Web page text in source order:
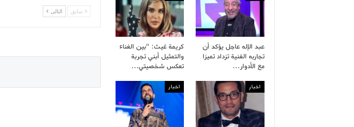
سابق التالى
عبد الإله عاجل يؤكد أن
تجاربه الفنية تزداد تميزا
مع الأدوار…
كريمة غيث: “بين الغناء
والتمثيل أبني تجربة
تعكس شخصيتي…
اخبار اخبار